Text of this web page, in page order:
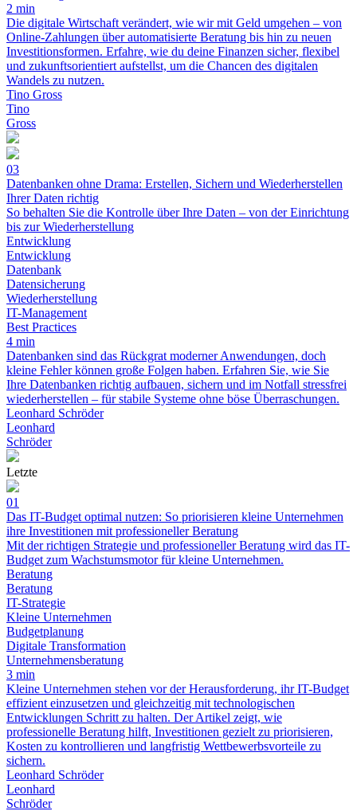
2 min
Die digitale Wirtschaft verändert, wie wir mit Geld umgehen – von
Online-Zahlungen über automatisierte Beratung bis hin zu neuen
Investitionsformen. Erfahre, wie du deine Finanzen sicher, flexibel
und zukunftsorientiert aufstellst, um die Chancen des digitalen
Wandels zu nutzen.
Tino Gross
Tino
Gross
03
Datenbanken ohne Drama: Erstellen, Sichern und Wiederherstellen
Ihrer Daten richtig
So behalten Sie die Kontrolle über Ihre Daten – von der Einrichtung
bis zur Wiederherstellung
Entwicklung
Entwicklung
Datenbank
Datensicherung
Wiederherstellung
IT-Management
Best Practices
4 min
Datenbanken sind das Rückgrat moderner Anwendungen, doch
kleine Fehler können große Folgen haben. Erfahren Sie, wie Sie
Ihre Datenbanken richtig aufbauen, sichern und im Notfall stressfrei
wiederherstellen – für stabile Systeme ohne böse Überraschungen.
Leonhard Schröder
Leonhard
Schröder
Letzte
01
Das IT-Budget optimal nutzen: So priorisieren kleine Unternehmen
ihre Investitionen mit professioneller Beratung
Mit der richtigen Strategie und professioneller Beratung wird das IT-
Budget zum Wachstumsmotor für kleine Unternehmen.
Beratung
Beratung
IT-Strategie
Kleine Unternehmen
Budgetplanung
Digitale Transformation
Unternehmensberatung
3 min
Kleine Unternehmen stehen vor der Herausforderung, ihr IT-Budget
effizient einzusetzen und gleichzeitig mit technologischen
Entwicklungen Schritt zu halten. Der Artikel zeigt, wie
professionelle Beratung hilft, Investitionen gezielt zu priorisieren,
Kosten zu kontrollieren und langfristig Wettbewerbsvorteile zu
sichern.
Leonhard Schröder
Leonhard
Schröder